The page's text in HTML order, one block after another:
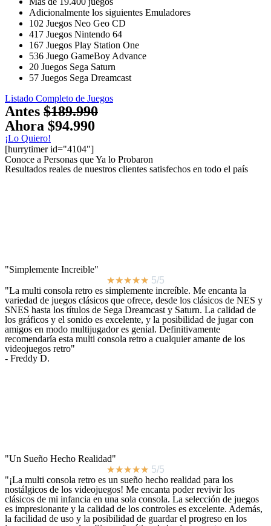
Adicionalmente los siguientes Emuladores
102 Juegos Neo Geo CD
417 Juegos Nintendo 64
167 Juegos Play Station One
536 Juego GameBoy Advance
20 Juegos Sega Saturn
57 Juegos Sega Dreamcast
Listado Completo de Juegos
Antes $189.990
Ahora $94.990
¡Lo Quiero!
[hurrytimer id="4104"]
Conoce a Personas queYa lo Probaron
Resultados reales de nuestros clientes satisfechos en todo el país
"Simplemente Increible"
★★★★★ 5/5
"La multi consola retro es simplemente increíble. Me encanta la
variedad de juegos clásicos que ofrece, desde los clásicos de NES y
SNES hasta los títulos de Sega Dreamcast y Saturn. La calidad de
los gráficos y el sonido es excelente, y la posibilidad de jugar con
amigos en modo multijugador es genial. Definitivamente
recomendaría esta multi consola retro a cualquier amante de los
videojuegos retro"
- Freddy D.
"Un Sueño Hecho Realidad"
★★★★★ 5/5
"¡La multi consola retro es un sueño hecho realidad para los
nostálgicos de los videojuegos! Me encanta poder revivir los
clásicos de mi infancia en una sola consola. La selección de juegos
es impresionante y la calidad de los controles es excelente. Además,
la facilidad de uso y la posibilidad de guardar el progreso en los